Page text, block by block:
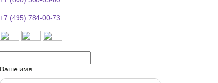
+7 (495) 784-00-73
Ваше имя